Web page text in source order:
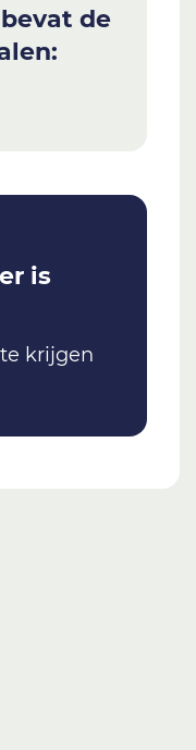
de
is
krijgen